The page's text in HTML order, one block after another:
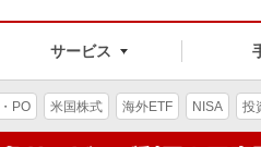
サービス
PO 米国株式 海外ETF NISA 投